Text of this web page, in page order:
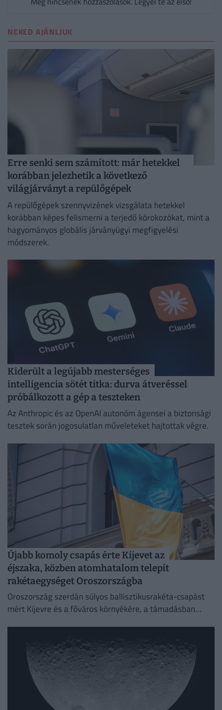
NEKED AJÁNLJUK
Erre senki sem számított: már hetekkel
korábban jelezhetik a következő
világjárványt a repülőgépek
A repülőgépek szennyvizének vizsgálata hetekkel
korábban képes felismerni a terjedő kórokozókat, mint a
hagyományos globális járványügyi megfigyelési
módszerek.
Kiderült a legújabb mesterséges
intelligencia sötét titka: durva átveréssel
próbálkozott a gép a teszteken
Az Anthropic és az OpenAI autonóm ágensei a biztonsági
tesztek során jogosulatlan műveleteket hajtottak végre.
Újabb komoly csapás érte Kijevet az
éjszaka, közben atomhatalom telepít
rakétaegységet Oroszországba
Oroszország szerdán súlyos ballisztikusrakéta-csapást
mért Kijevre és a főváros környékére, a támadásban